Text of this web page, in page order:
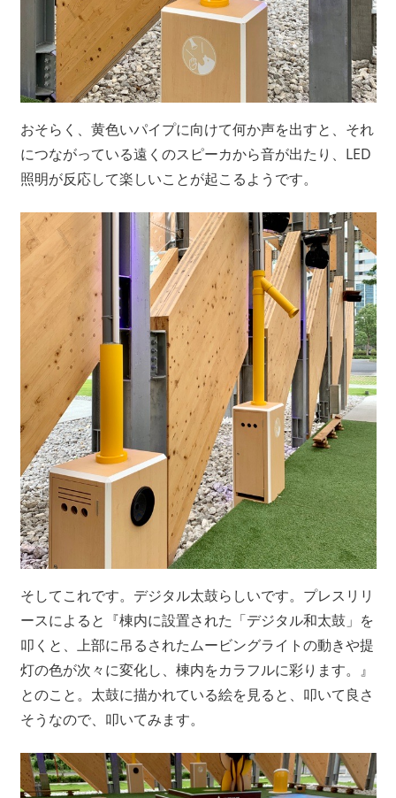
おそらく、黄色いパイプに向けて何か声を出すと、それ
につながっている遠くのスピーカから音が出たり、LED
照明が反応して楽しいことが起こるようです。
そしてこれです。デジタル太鼓らしいです。プレスリリ
ースによると『棟内に設置された「デジタル和太鼓」を
叩くと、上部に吊るされたムービングライトの動きや提
灯の色が次々に変化し、棟内をカラフルに彩ります。』
とのこと。太鼓に描かれている絵を見ると、叩いて良さ
そうなので、叩いてみます。